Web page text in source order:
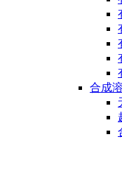
合成